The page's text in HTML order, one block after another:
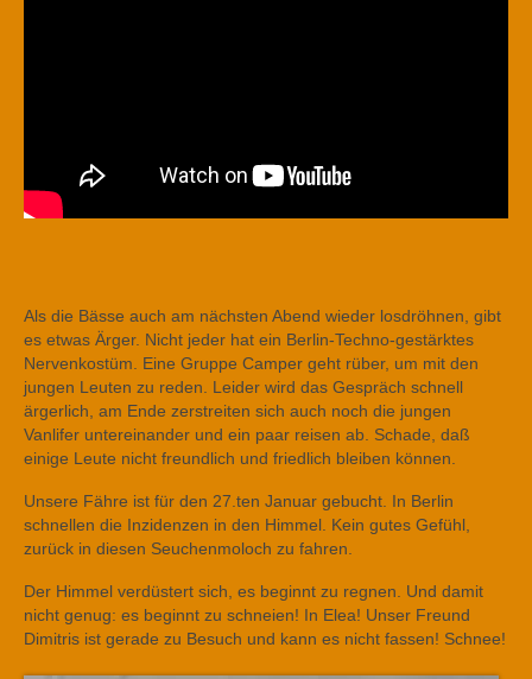
Als die Bässe auch am nächsten Abend wieder losdröhnen, gibt
es etwas Ärger. Nicht jeder hat ein Berlin-Techno-gestärktes
Nervenkostüm. Eine Gruppe Camper geht rüber, um mit den
jungen Leuten zu reden. Leider wird das Gespräch schnell
ärgerlich, am Ende zerstreiten sich auch noch die jungen
Vanlifer untereinander und ein paar reisen ab. Schade, daß
einige Leute nicht freundlich und friedlich bleiben können.
Unsere Fähre ist für den 27.ten Januar gebucht. In Berlin
schnellen die Inzidenzen in den Himmel. Kein gutes Gefühl,
zurück in diesen Seuchenmoloch zu fahren.
Der Himmel verdüstert sich, es beginnt zu regnen. Und damit
nicht genug: es beginnt zu schneien! In Elea! Unser Freund
Dimitris ist gerade zu Besuch und kann es nicht fassen! Schnee!